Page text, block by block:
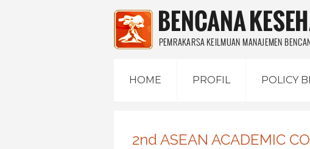
HOME PROFIL POLICY
2nd ASEAN ACADEMIC